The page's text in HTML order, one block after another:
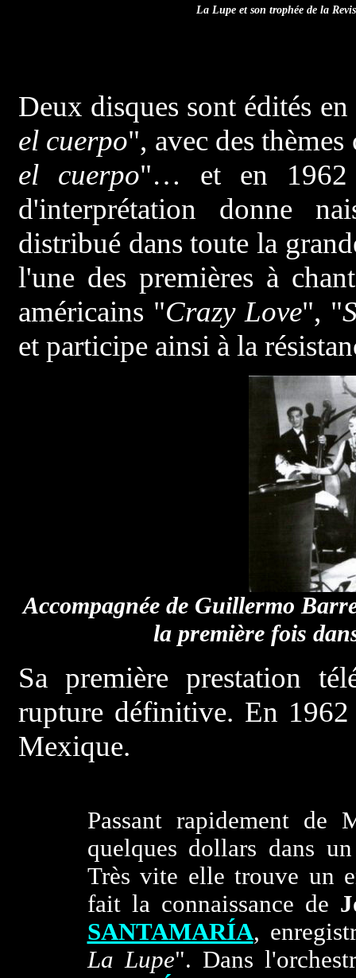
La Lupe et son trophée de la
Deux disques sont édités
el cuerpo", avec des
el cuerpo"… et en
d'interprétation donne
distribué dans toute la
l'une des premières à
américains "Crazy Love", "
et participe ainsi à la
Accompagnée de Guillermo
la première fois
Sa première prestation
rupture définitive. En
Mexique.
Passant rapidement
quelques dollars dans
Très vite elle trouve un
fait la connaissance de
SANTAMARÍA,
La Lupe". Dans